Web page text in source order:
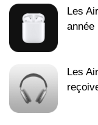
Les
année
Les